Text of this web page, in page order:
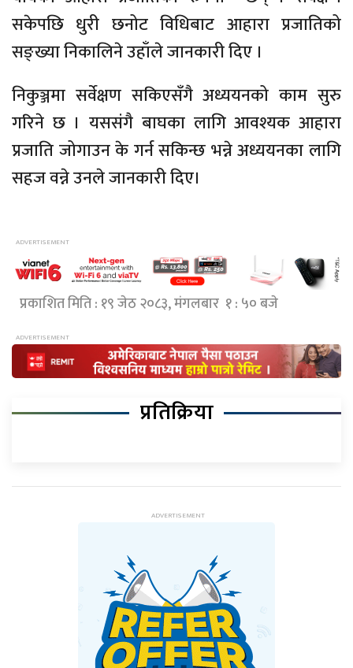
सकेपछि धुरी छनोट विधिबाट आहारा प्रजातिको
सङ्ख्या निकालिने उहाँले जानकारी दिए ।
निकुञ्जमा सर्वेक्षण सकिएसँगै अध्ययनको काम सुरु
गरिने छ । यससंगै बाघका लागि आवश्यक आहारा
प्रजाति जोगाउन के गर्न सकिन्छ भन्ने अध्ययनका लागि
सहज वन्ने उनले जानकारी दिए।
प्रकाशित मिति : १९ जेठ २०८३, मंगलबार १ : ५० बजे
प्रतिक्रिया